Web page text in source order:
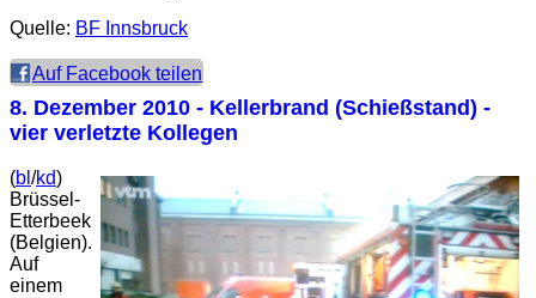
Quelle: BF Innsbruck
Auf Facebook teilen
8. Dezember 2010 - Kellerbrand (Schießstand) -
vier verletzte Kollegen
(bl /kd)
Brüssel-
Etterbeek
(Belgien).
Auf
einem